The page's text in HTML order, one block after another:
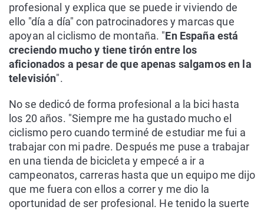
profesional y explica que se puede ir viviendo de
ello "día a día" con patrocinadores y marcas que
apoyan al ciclismo de montaña. "En España está
creciendo mucho y tiene tirón entre los
aficionados a pesar de que apenas salgamos en la
televisión".
No se dedicó de forma profesional a la bici hasta
los 20 años. "Siempre me ha gustado mucho el
ciclismo pero cuando terminé de estudiar me fui a
trabajar con mi padre. Después me puse a trabajar
en una tienda de bicicleta y empecé a ir a
campeonatos, carreras hasta que un equipo me dijo
que me fuera con ellos a correr y me dio la
oportunidad de ser profesional. He tenido la suerte